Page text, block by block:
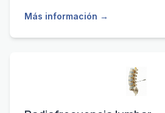
Más información →